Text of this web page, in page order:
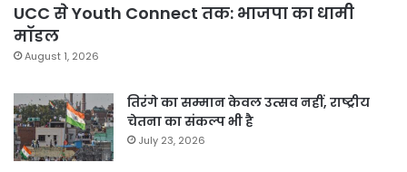
UCC से Youth Connect तक: भाजपा का धामी
मॉडल
August 1, 2026
तिरंगे का सम्मान केवल उत्सव नहीं, राष्ट्रीय
चेतना का संकल्प भी है
July 23, 2026